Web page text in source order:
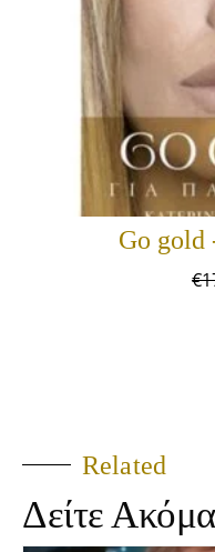
Go gold
€
Related
Δείτε Ακόμα